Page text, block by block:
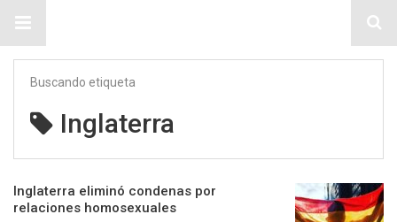
Buscando etiqueta
Inglaterra
Inglaterra eliminó condenas por
relaciones homosexuales